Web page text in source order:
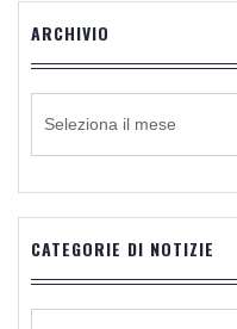
ARCHIVIO
CATEGORIE DI NOTIZIE